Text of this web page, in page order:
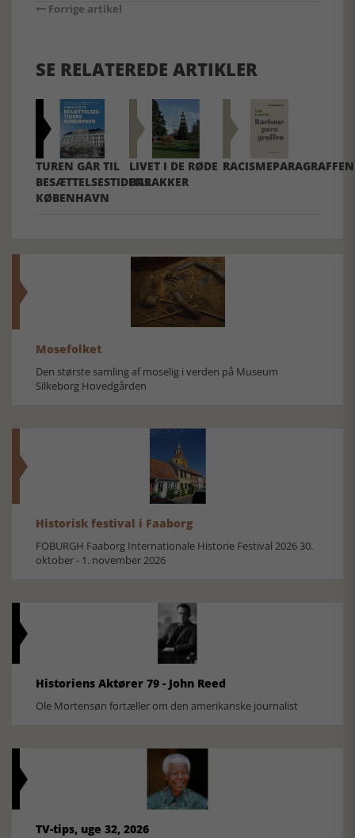
Forrige artikel
SE RELATEREDE ARTIKLER
TUREN GÅR TIL
BESÆTTELSESTIDENS
KØBENHAVN
LIVET I DE RØDE
BARAKKER
RACISMEPARAGRAFFEN
Mosefolket
Den største samling af moselig i verden på Museum
Silkeborg Hovedgården
Historisk festival i Faaborg
FOBURGH Faaborg Internationale Historie Festival 2026 30.
oktober - 1. november 2026
Historiens Aktører 79 - John Reed
Ole Mortensøn fortæller om den amerikanske journalist
TV-tips, uge 32, 2026